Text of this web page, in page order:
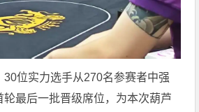
30位实力选手从270名参赛者中强
轮最后一批晋级席位，为本次葫芦